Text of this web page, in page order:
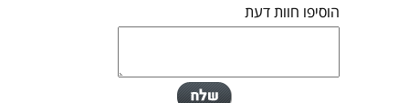
הוסיפו חוות דעת